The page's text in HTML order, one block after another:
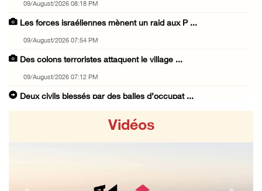
09/August/2026 08:18 PM
Les forces israéliennes mènent un raid aux P ...
09/August/2026 07:54 PM
Des colons terroristes attaquent le village ...
09/August/2026 07:12 PM
Deux civils blessés par des balles d’occupat ...
09/August/2026 04:23 PM
Vidéos